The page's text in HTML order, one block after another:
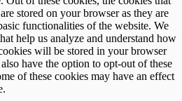
stored on your browser as they are
functionalities of the website. We
help us analyze and understand how
will be stored in your browser
have the option to opt-out of these
of these cookies may have an effect